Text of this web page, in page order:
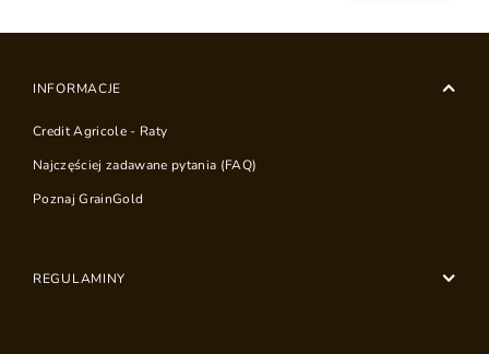
INFORMACJE
Credit Agricole - Raty
Najczęściej zadawane pytania (FAQ)
Poznaj GrainGold
REGULAMINY